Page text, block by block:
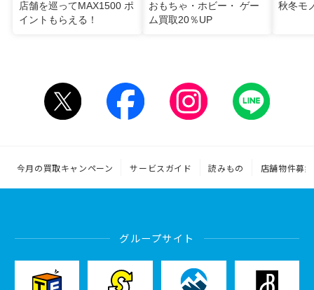
店舗を巡ってMAX1500 ポ
イントもらえる！
おもちゃ・ホビー・ ゲー
ム買取20％UP
秋冬モ
今月の買取キャンペーン サービスガイド 読みもの 店舗物件募集
グループサイト